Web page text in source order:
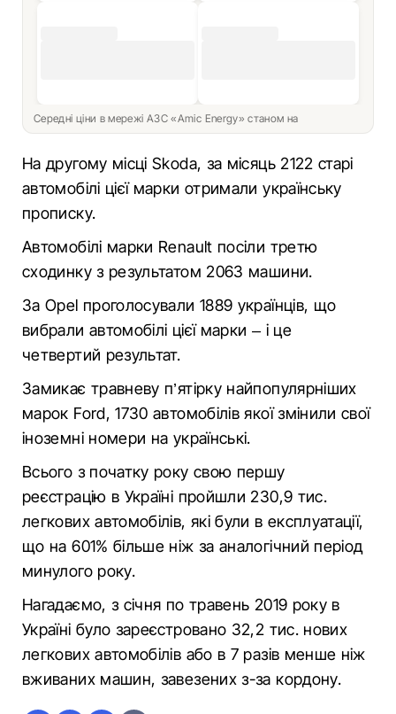
Середні ціни в мережі АЗС «Amic Energy» станом на
На другому місці Skoda, за місяць 2122 старі
автомобілі цієї марки отримали українську
прописку.
Автомобілі марки Renault посіли третю
сходинку з результатом 2063 машини.
За Opel проголосували 1889 українців, що
вибрали автомобілі цієї марки – і це
четвертий результат.
Замикає травневу п’ятірку найпопулярніших
марок Ford, 1730 автомобілів якої змінили свої
іноземні номери на українські.
Всього з початку року свою першу
реєстрацію в Україні пройшли 230,9 тис.
легкових автомобілів, які були в експлуатації,
що на 601% більше ніж за аналогічний період
минулого року.
Нагадаємо, з січня по травень 2019 року в
Україні було зареєстровано 32,2 тис. нових
легкових автомобілів або в 7 разів менше ніж
вживаних машин, завезених з-за кордону.